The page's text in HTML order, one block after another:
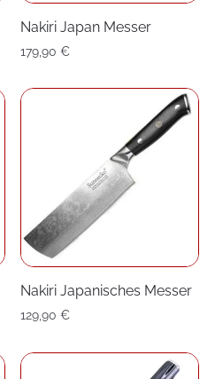
Nakiri Japan Messer
179,90€
Nakiri Japanisches Messer
129,90€